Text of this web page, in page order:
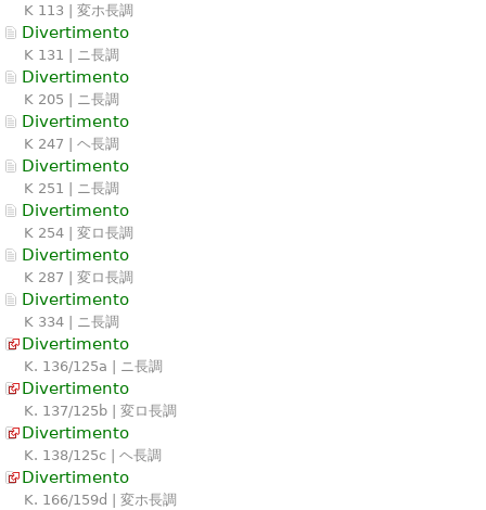
K 113 | 変ホ長調
Divertimento
K 131 | ニ長調
Divertimento
K 205 | ニ長調
Divertimento
K 247 | ヘ長調
Divertimento
K 251 | ニ長調
Divertimento
K 254 | 変ロ長調
Divertimento
K 287 | 変ロ長調
Divertimento
K 334 | ニ長調
Divertimento
K. 136/125a | ニ長調
Divertimento
K. 137/125b | 変ロ長調
Divertimento
K. 138/125c | ヘ長調
Divertimento
K. 166/159d | 変ホ長調